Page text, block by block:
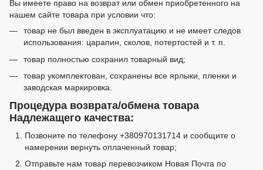
Вы имеете право на возврат или обмен приобретенного на
нашем сайте товара при условии что:
товар не был введен в эксплуатацию и не имеет следов
использования: царапин, сколов, потертостей и т. п.
товар полностью сохранил товарный вид;
товар укомплектован, сохранены все ярлыки, пленки и
заводская маркировка.
Процедура возврата/обмена товара
Надлежащего качества:
Позвоните по телефону +380970131714 и сообщите о
намерении вернуть оплаченный товар;
Отправьте нам товар перевозчиком Новая Почта по